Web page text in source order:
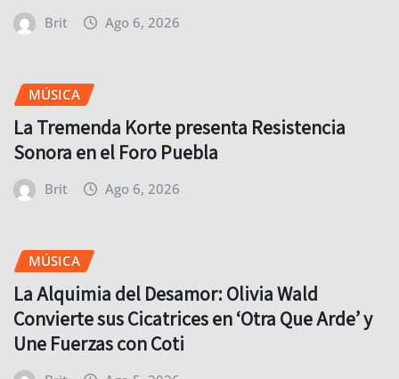
Brit Ago 6, 2026
MÚSICA
La Tremenda Korte presenta Resistencia
Sonora en el Foro Puebla
Brit Ago 6, 2026
MÚSICA
La Alquimia del Desamor: Olivia Wald
Convierte sus Cicatrices en ‘Otra Que Arde’ y
Une Fuerzas con Coti